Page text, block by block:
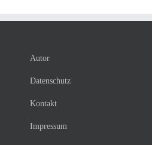
Autor
Datenschutz
Kontakt
Impressum